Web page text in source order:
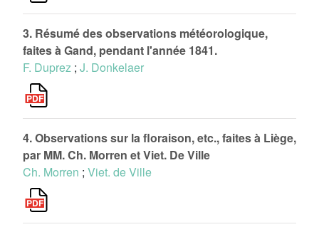
3. Résumé des observations météorologique,
faites à Gand, pendant l'année 1841.
F. Duprez ; J. Donkelaer
4. Observations sur la floraison, etc., faites à Liège,
par MM. Ch. Morren et Viet. De Ville
Ch. Morren ; Viet. de Ville